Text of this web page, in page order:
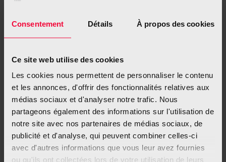
Consentement Détails À propos des cookies
Ce site web utilise des cookies
Les cookies nous permettent de personnaliser le contenu
et les annonces, d'offrir des fonctionnalités relatives aux
médias sociaux et d'analyser notre trafic. Nous
partageons également des informations sur l'utilisation de
notre site avec nos partenaires de médias sociaux, de
publicité et d'analyse, qui peuvent combiner celles-ci
avec d'autres informations que vous leur avez fournies
ou qu'ils ont collectées lors de votre utilisation de leurs
Beim Säugling und beim
Ungeborenen
Erhöhtes Risiko für den plötzlichen Kindstod